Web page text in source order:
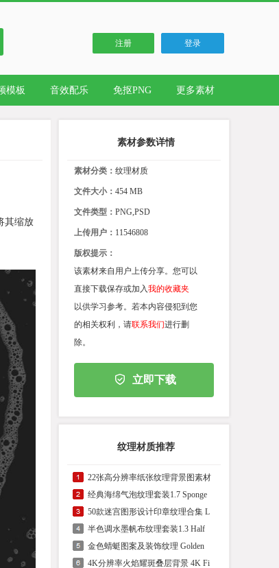
注册 登录
模板 音效配乐 免抠PNG 更多素材
其缩放
素材参数详情
素材分类： 纹理材质
文件大小： 454 MB
文件类型： PNG,PSD
上传用户： 11546808
版权提示：
该素材来自用户上传分享。您可以
直接下载保存或加入我的收藏夹
以供学习参考。若本内容侵犯到您
的相关权利，请联系我们进行删
除。
立即下载
纹理材质推荐
22张高分辨率纸张纹理背景图素材
经典海绵气泡纹理套装1.7 Sponge
50款迷宫图形设计印章纹理合集 L
半色调水墨帆布纹理套装1.3 Half
金色蜻蜓图案及装饰纹理 Golden
4K分辨率火焰耀斑叠层背景 4K Fi